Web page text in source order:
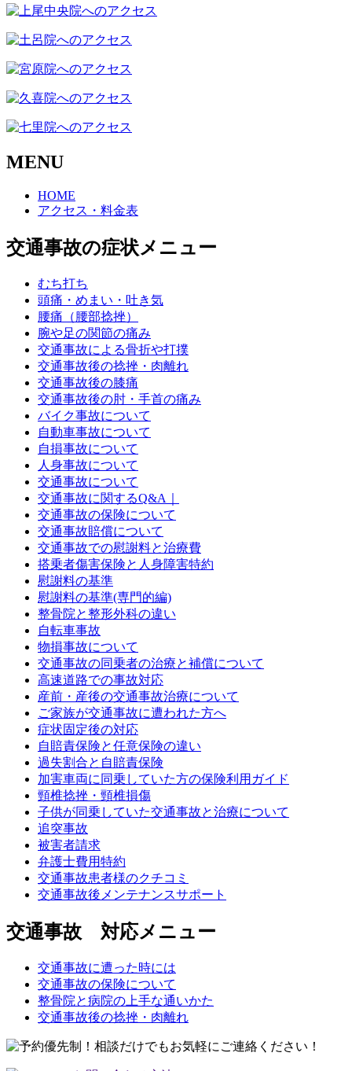
MENU
HOME
アクセス・料金表
交通事故の症状メニュー
むち打ち
頭痛・めまい・吐き気
腰痛（腰部捻挫）
腕や足の関節の痛み
交通事故による骨折や打撲
交通事故後の捻挫・肉離れ
交通事故後の膝痛
交通事故後の肘・手首の痛み
バイク事故について
自動車事故について
自損事故について
人身事故について
交通事故について
交通事故に関するQ&A｜
交通事故の保険について
交通事故賠償について
交通事故での慰謝料と治療費
搭乗者傷害保険と人身障害特約
慰謝料の基準
慰謝料の基準(専門的編)
整骨院と整形外科の違い
自転車事故
物損事故について
交通事故の同乗者の治療と補償について
高速道路での事故対応
産前・産後の交通事故治療について
ご家族が交通事故に遭われた方へ
症状固定後の対応
自賠責保険と任意保険の違い
過失割合と自賠責保険
加害車両に同乗していた方の保険利用ガイド
頸椎捻挫・頸椎損傷
子供が同乗していた交通事故と治療について
追突事故
被害者請求
弁護士費用特約
交通事故患者様のクチコミ
交通事故後メンテナンスサポート
交通事故 対応メニュー
交通事故に遭った時には
交通事故の保険について
整骨院と病院の上手な通いかた
交通事故後の捻挫・肉離れ